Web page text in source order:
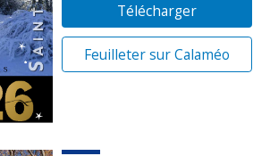
Télécharger
Feuilleter sur Calaméo